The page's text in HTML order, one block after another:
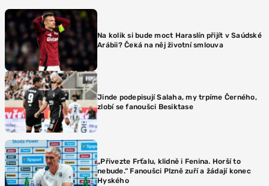
Na kolik si bude moct Haraslín přijít v Saúdské
Arábii? Čeká na něj životní smlouva
Jinde podepisují Salaha, my trpíme Černého,
zlobí se fanoušci Besiktase
„Přivezte Frťalu, klidně i Fenina. Horší to
nebude.“ Fanoušci Plzně zuří a žádají konec
Hyského